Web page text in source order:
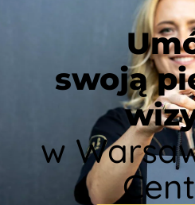
swoją
w